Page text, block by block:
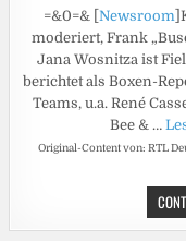
=&0=& [Newsroom
moderiert, Frank
Jana Wosnitza ist
berichtet als Boxen-
Teams, u.a. René
Bee & …
Original-Content von: RTL